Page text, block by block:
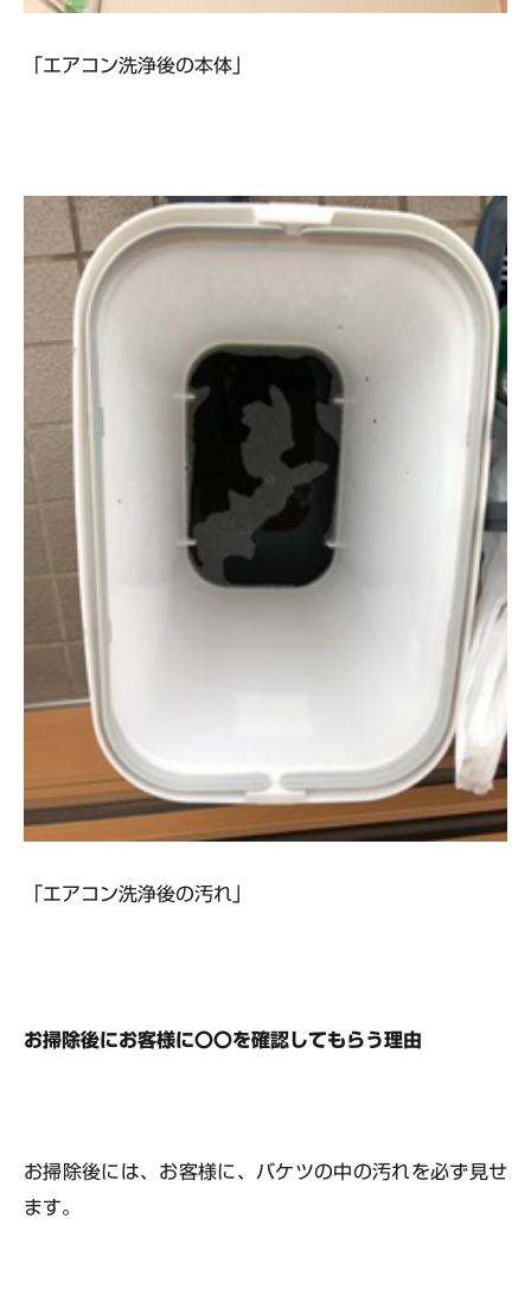
「エアコン洗浄後の本体」
「エアコン洗浄後の汚れ」
お掃除後にお客様に〇〇を確認してもらう理由
お掃除後には、お客様に、 バケツの中の汚れを必ず見せ
ます。